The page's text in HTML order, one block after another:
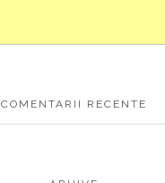
COMENTARII RECENTE